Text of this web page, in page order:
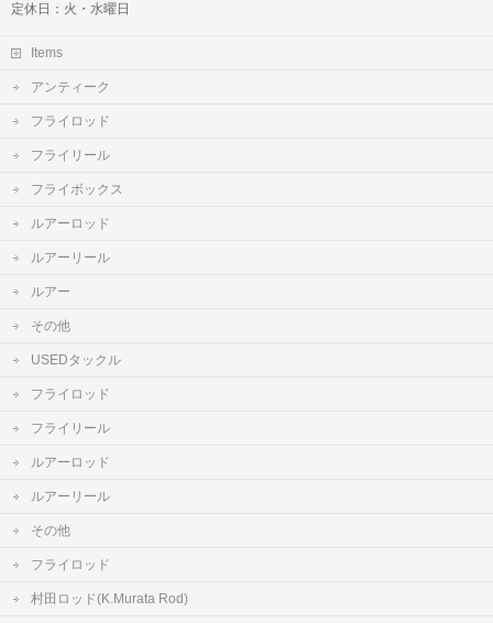
定休日：火・水曜日
Items
アンティーク
フライロッド
フライリール
フライボックス
ルアーロッド
ルアーリール
ルアー
その他
USEDタックル
フライロッド
フライリール
ルアーロッド
ルアーリール
その他
フライロッド
村田ロッド(K.Murata Rod)